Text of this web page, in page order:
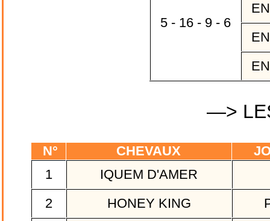
5 - 16 - 9 - 6
—>
N° CHEVAUX
1
IQUEM D'AMER
2
HONEY KING